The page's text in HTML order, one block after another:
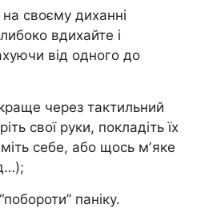
своєму диханні
вдихайте і
від одного до
через тактильний
свої руки, покладіть їх
себе, або щось мʼяке
паніку.